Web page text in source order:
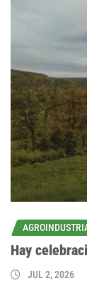
Hay
JUL 2, 2026